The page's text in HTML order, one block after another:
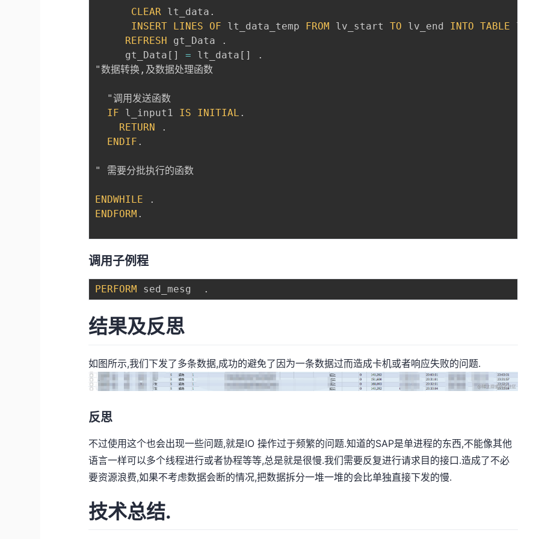
CLEAR lt_data .
INSERT
LINES OF lt_data_temp FROM lv_start TO lv_end INTO TABLE
REFRESH
gt_Data
.
     gt_Data
[ ] = lt_data [ ]
.
"数据转换 , 及数据处理函数
  "调用发送函数
IF l_input1 IS INITIAL .
RETURN
.
ENDIF .
" 需要分批执行的函数
ENDWHILE
.
ENDFORM .
调用子例程
PERFORM sed_mesg .
结果及反思
如图所示,我们下发了多条数据,成功的避免了因为一条数据过而造成卡机或者响应失败的问题.
反思
不过使用这个也会出现一些问题,就是IO 操作过于频繁的问题.知道的SAP是单进程的东西,不能像其他
语言一样可以多个线程进行或者协程等等,总是就是很慢.我们需要反复进行请求目的接口.造成了不必
要资源浪费,如果不考虑数据会断的情况,把数据拆分一堆一堆的会比单独直接下发的慢.
技术总结.